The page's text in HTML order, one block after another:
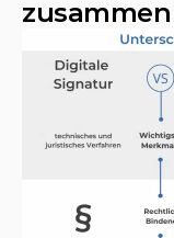
zusammen